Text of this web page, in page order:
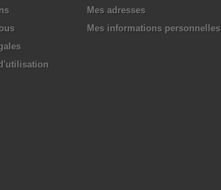
Mes adresses
Mes informations personnelles